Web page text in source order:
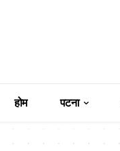
होम पटना